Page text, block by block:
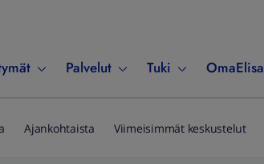
Palvelut Tuki OmaElisa
Ajankohtaista Viimeisimmät keskustelut